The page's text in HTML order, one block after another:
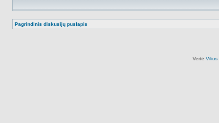
Pagrindinis diskusijų puslapis
Vertė Vilius